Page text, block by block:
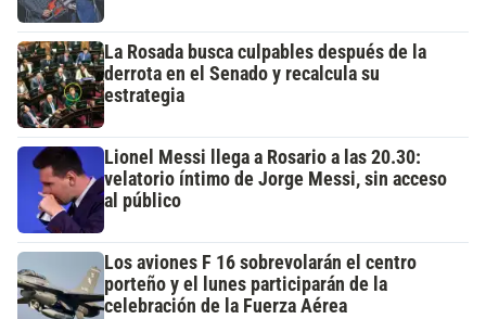
La Rosada busca culpables después de la
derrota en el Senado y recalcula su
estrategia
Lionel Messi llega a Rosario a las 20.30:
velatorio íntimo de Jorge Messi, sin acceso
al público
Los aviones F 16 sobrevolarán el centro
porteño y el lunes participarán de la
celebración de la Fuerza Aérea